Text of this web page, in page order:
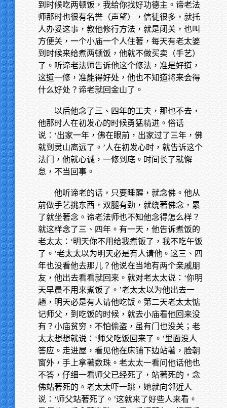
到时候吃两顿饭，我给你找好功德主。谛老法
师那时也很有名誉（声望），信徒很多，就托
人办妥这事，教他修行方法，就是闭关，也叫
方便关，一个小庙一个人住著，每天有老太婆
到时候来给煮两顿饭，他就不做买卖（手艺）
了。听谛老法师告诉他这个修法，准是好道，
这道一修，准能得好处，他也不知道将来会得
什么好处？谛老就回金山了。
以后他念了三、四年的工夫，那也不去，
他那时人在初发心的时候勇猛精进。俗话
说：‘出家一年，佛在眼前，出家过了三年，佛
就到灵山离远了。’人在初发心时，就告诉这个
法门，他就心诚，一修到底。时间长了就懈
怠，不当回事。
他听谛老的话，只要睡醒，就念佛。他从
前做手艺挑东西，双腿有劲，就绕著佛念，累
了就坐著念。谛老法师也不知他念得怎么样？
就这样念了三、四年。有一天，他告诉煮饭的
老太太：‘明天你不用给我煮钣了，我不吃午饭
了。’老太太以为明天必是有人请他。这三、四
年也没看他去那儿？他说在当地有两个亲戚朋
友，他出去看看就回来。就对老太太说：‘你明
天早晨不用来煮饭了。’老太太以为他出去一
趟，明天必是有人请他吃饭。第二天老太太惦
记师父，到吃饭的时候，就去小庙看他回来没
有？小庙贫穷，不怕偷盗，虽有门也没关；老
太太想想就说：‘师父吃饭回来了。’里面没人
答应。走进屋，看见他在床铺下边站著，脸朝
窗外，手上拿著数珠。老太太一看问他话他也
不答，仔细一看师父已经死了，站著死的，念
佛站著死的。老太太吓一跳，她就向邻近人
说：‘师父站著死了。’这就来了好些人来看。